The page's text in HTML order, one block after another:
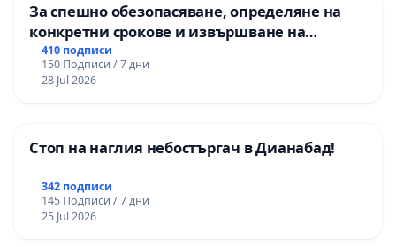
За спешно обезопасяване, определяне на
конкретни срокове и извършване на
цялостна рехабилитация на
републиканския път между пътен възел АМ
„Тракия“ - гр. Ихтиман - с. Мирово - к.к.
410 подписи
150 Подписи / 7 дни
28 Jul 2026
Стоп на наглия небостъргач в Дианабад!
342 подписи
145 Подписи / 7 дни
25 Jul 2026